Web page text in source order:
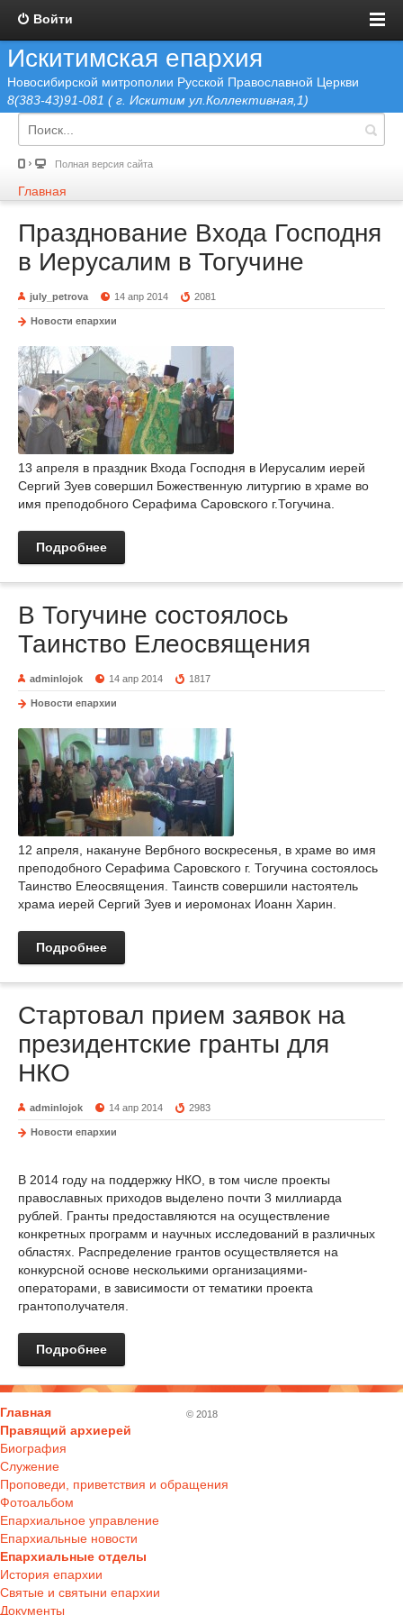
Войти
Искитимская епархия
Новосибирской митрополии Русской Православной Церкви
8(383-43)91-081 ( г. Искитим ул.Коллективная,1)
Полная версия сайта
Главная
Празднование Входа Господня
в Иерусалим в Тогучине
july_petrova 14 апр 2014 2081
Новости епархии
13 апреля в праздник Входа Господня в Иерусалим иерей
Сергий Зуев совершил Божественную литургию в храме во
имя преподобного Серафима Саровского г.Тогучина.
Подробнее
В Тогучине состоялось
Таинство Елеосвящения
adminlojok 14 апр 2014 1817
Новости епархии
12 апреля, накануне Вербного воскресенья, в храме во имя
преподобного Серафима Саровского г. Тогучина состоялось
Таинство Елеосвящения. Таинств совершили настоятель
храма иерей Сергий Зуев и иеромонах Иоанн Харин.
Подробнее
Стартовал прием заявок на
президентские гранты для
НКО
adminlojok 14 апр 2014 2983
Новости епархии
В 2014 году на поддержку НКО, в том числе проекты
православных приходов выделено почти 3 миллиарда
рублей. Гранты предоставляются на осуществление
конкретных программ и научных исследований в различных
областях. Распределение грантов осуществляется на
конкурсной основе несколькими организациями-
операторами, в зависимости от тематики проекта
грантополучателя.
Подробнее
Главная
Правящий архиерей
Биография
Служение
Проповеди, приветствия и обращения
Фотоальбом
Епархиальное управление
Епархиальные новости
Епархиальные отделы
История епархии
Святые и святыни епархии
Документы
© 2018